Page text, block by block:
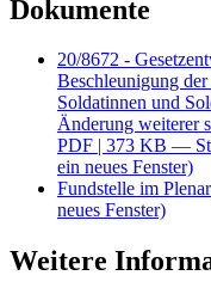
Dokumente
20/8672 -
Beschleunigung
Soldatinnen und
Änderung weiterer
PDF | 373 KB —
ein neues Fenster)
Fundstelle im
neues Fenster)
Weitere